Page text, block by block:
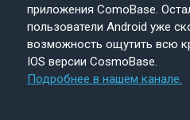
приложения ComoBase.
пользователи Android уже
возможность ощутить всю
IOS версии CosmoBase.
Подробнее в нашем канале.